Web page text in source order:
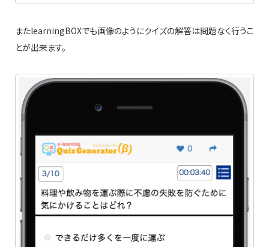
またlearningBOXでも画像のようにクイズの解答は問題なく行うこ
とが出来ます。